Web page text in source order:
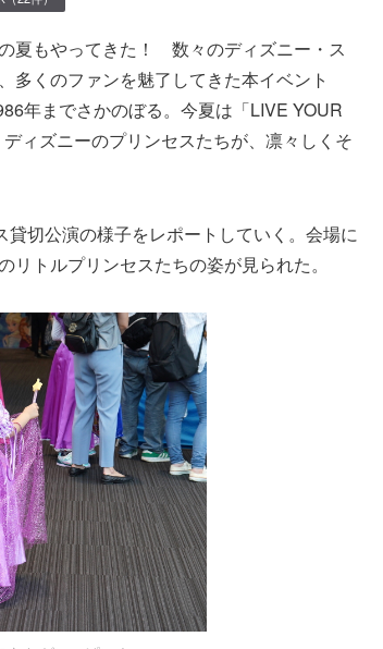
夏もやってきた！ 数々のディズニー・ス
多くのファンを魅了してきた本イベント
年までさかのぼる。今夏は「LIVE YOUR
ィズニーのプリンセスたちが、凛々しくそ
切公演の様子をレポートしていく。会場に
トルプリンセスたちの姿が見られた。